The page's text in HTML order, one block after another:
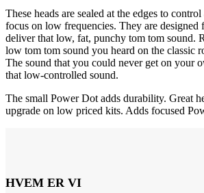
These heads are sealed at the edges to
focus on low frequencies. They are designed
deliver that low, fat, punchy tom tom sound.
low tom tom sound you heard on the classic
The sound that you could never get on your
that low-controlled sound.
The small Power Dot adds durability. Great
upgrade on low priced kits. Adds focused
HVEM ER VI